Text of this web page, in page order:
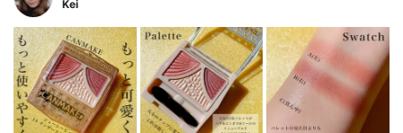
Kei